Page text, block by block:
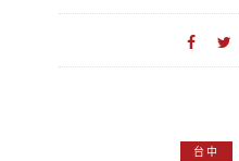
台中